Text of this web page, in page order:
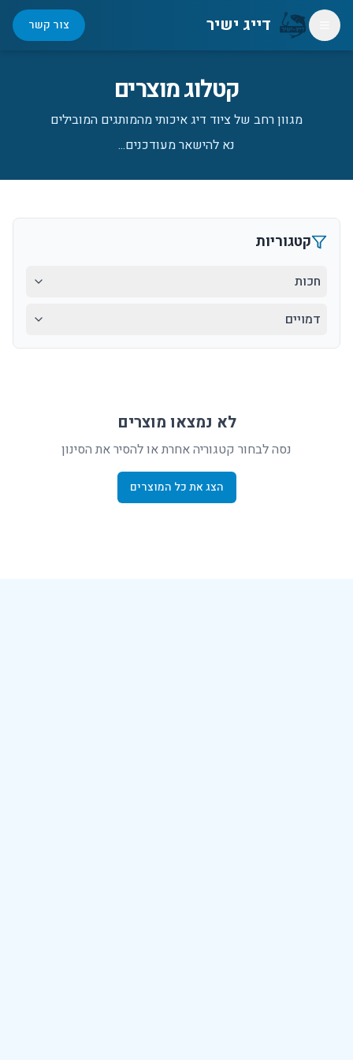
תפריט קטגוריותדייג ישיר צור קשר
קטלוג מוצרים
מגוון רחב של ציוד דיג איכותי מהמותגים המובילים
נא להישאר מעודכנים...
קטגוריות
חכות
דמויים
לא נמצאו מוצרים
נסה לבחור קטגוריה אחרת או להסיר את הסינון
הצג את כל המוצרים